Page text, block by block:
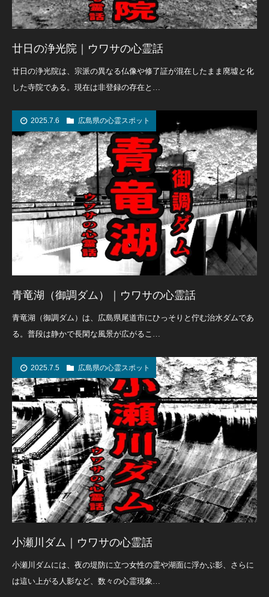
廿日の浄光院｜ウワサの心霊話
廿日の浄光院は、宗派の異なる仏像や修了証が混在したまま廃墟と化
した寺院である。現在は非登録の存在と…
2025.7.6 広島県の心霊スポット
青竜湖（御調ダム）｜ウワサの心霊話
青竜湖（御調ダム）は、広島県尾道市にひっそりと佇む治水ダムであ
る。普段は静かで長閑な風景が広がるこ…
2025.7.5 広島県の心霊スポット
小瀬川ダム｜ウワサの心霊話
小瀬川ダムには、夜の堤防に立つ女性の霊や湖面に浮かぶ影、さらに
は這い上がる人影など、数々の心霊現象…